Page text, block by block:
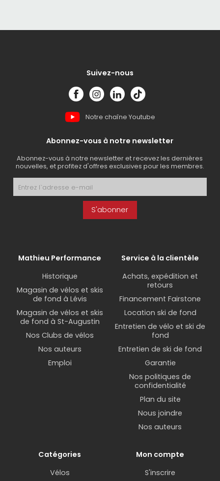
Suivez-nous
Notre chaîne Youtube
Abonnez-vous à notre newsletter
Abonnez-vous à notre newsletter et recevez les dernières
nouvelles, et profitez d'offres exclusives pour les membres.
S'abonner
Mathieu Performance
Historique
Magasin de vélos et skis
de fond à Lévis
Magasin de vélos et skis
de fond à St-Augustin
Nos Clubs de vélos
Nos auteurs
Emploi
Service à la clientèle
Achats, expédition et
retours
Financement Fairstone
Location ski de fond
Entretien de vélo et ski de
fond
Entretien de ski de fond
Garantie
Nos politiques de
confidentialité
Plan du site
Nous joindre
Nos auteurs
Catégories
Vélos
Mon compte
S'inscrire